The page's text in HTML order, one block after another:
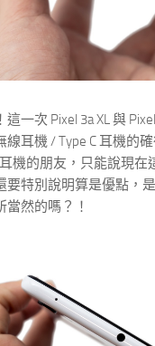
一次 Pixel 3a XL 與
線耳機 / Type C 耳機的
機的朋友，只能說現在
要特別說明算是優點，
當然的嗎？！